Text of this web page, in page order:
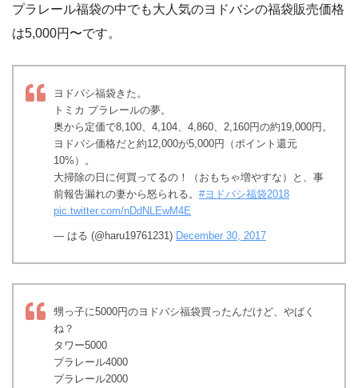
プラレール福袋の中でも大人気のヨドバシの福袋販売価格
は5,000円〜です。
ヨドバシ福袋きた。
トミカ プラレールの夢。
奥から定価で8,100、4,104、4,860、2,160円の約19,000円。
ヨドバシ価格だと約12,000が5,000円（ポイント還元
10%）。
大掃除の日に何買ってるの！（おもちゃ増やすな）と、事
前報告漏れの妻から怒られる。 #ヨドバシ福袋2018
pic.twitter.com/nDdNLEwM4E
— はる (@haru19761231) December 30, 2017
甥っ子に5000円のヨドバシ福袋買ったんだけど、やばく
ね？
タワー5000
プラレール4000
プラレール2000